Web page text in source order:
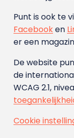
Punt is ook te
Facebooken
er een
De website
de
WCAG 2.1,
Cookie